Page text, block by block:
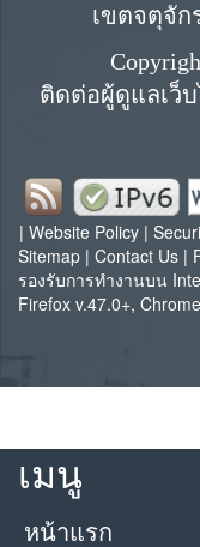
เขตจตุจัก
ติดต่อผู้ดูแลเว็บ
| Website Policy |
Sitemap | Contact Us |
รองรับการทำงานบน
Firefox v.47.0+,
เมนู
หน้าแรก